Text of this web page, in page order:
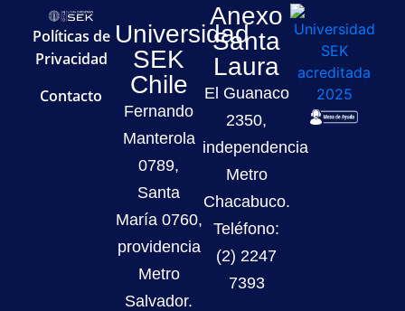
Políticas de
Privacidad
Contacto
Universidad
SEK
Chile
Fernando
Manterola
0789,
Santa
María 0760,
providencia
Metro
Salvador.
Anexo
Santa
Laura
El Guanaco
2350,
independencia
Metro
Chacabuco.
Teléfono:
(2) 2247
7393